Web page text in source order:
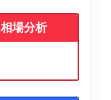
場分析